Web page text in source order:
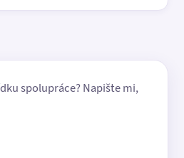
spolupráce? Napište mi,